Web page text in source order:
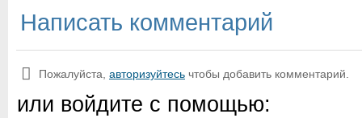
Написать комментарий
Пожалуйста, авторизуйтесь чтобы добавить комментарий.
или войдите с помощью: